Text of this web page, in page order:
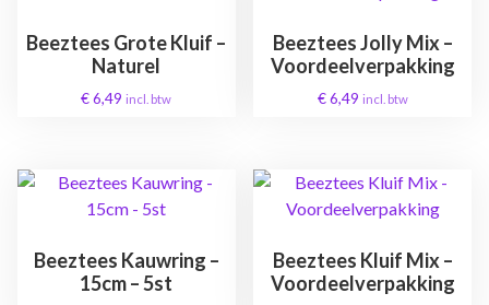
Beeztees Grote Kluif –
Naturel
€6,49 incl. btw
Beeztees Jolly Mix –
Voordeelverpakking
€6,49 incl. btw
Beeztees Kauwring –
15cm – 5st
Beeztees Kluif Mix –
Voordeelverpakking